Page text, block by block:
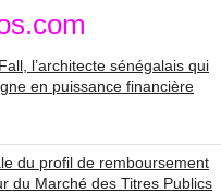
l’architecte sénégalais qui
en puissance financière
du profil de remboursement
du Marché des Titres Publics